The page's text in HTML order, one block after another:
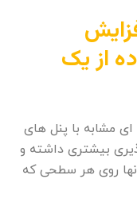
از یک
مشابه با پنل های
بیشتری داشته و
روی هر سطحی که